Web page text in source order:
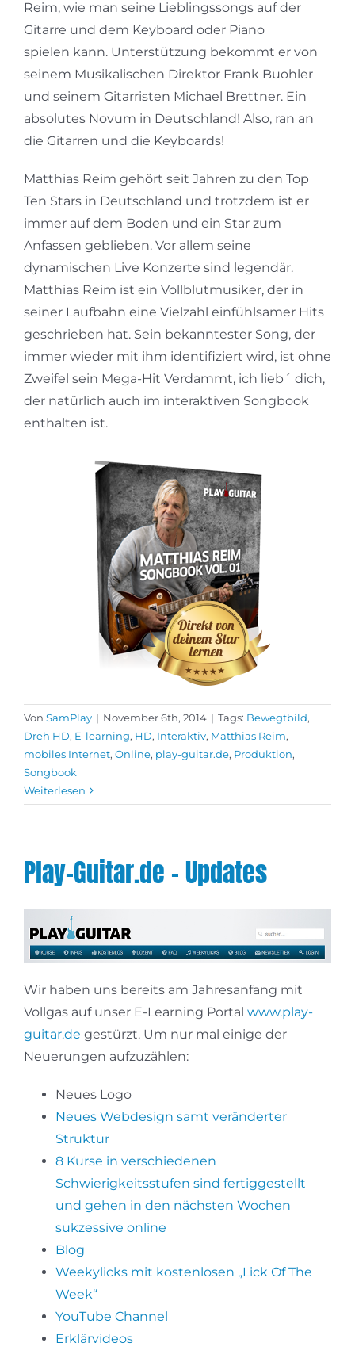
Reim, wie man seine Lieblingssongs auf der
Gitarre und dem Keyboard oder Piano
spielen kann. Unterstützung bekommt er von
seinem Musikalischen Direktor Frank Buohler
und seinem Gitarristen Michael Brettner. Ein
absolutes Novum in Deutschland! Also, ran an
die Gitarren und die Keyboards!
Matthias Reim gehört seit Jahren zu den Top
Ten Stars in Deutschland und trotzdem ist er
immer auf dem Boden und ein Star zum
Anfassen geblieben. Vor allem seine
dynamischen Live Konzerte sind legendär.
Matthias Reim ist ein Vollblutmusiker, der in
seiner Laufbahn eine Vielzahl einfühlsamer Hits
geschrieben hat. Sein bekanntester Song, der
immer wieder mit ihm identifiziert wird, ist ohne
Zweifel sein Mega-Hit Verdammt, ich lieb´ dich,
der natürlich auch im interaktiven Songbook
enthalten ist.
Von SamPlay | November 6th, 2014 | Tags: Bewegtbild,
Dreh HD, E-learning, HD, Interaktiv, Matthias Reim,
mobiles Internet, Online, play-guitar.de, Produktion,
Songbook
Weiterlesen
Play-Guitar.de – Updates
Wir haben uns bereits am Jahresanfang mit
Vollgas auf unser E-Learning Portal www.play-
guitar.de gestürzt. Um nur mal einige der
Neuerungen aufzuzählen:
Neues Logo
Neues Webdesign samt veränderter
Struktur
8 Kurse in verschiedenen
Schwierigkeitsstufen sind fertiggestellt
und gehen in den nächsten Wochen
sukzessive online
Blog
Weekylicks mit kostenlosen „Lick Of The
Week“
YouTube Channel
Erklärvideos